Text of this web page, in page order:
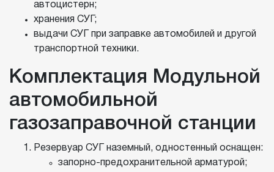
автоцистерн;
хранения СУГ;
выдачи СУГ при заправке автомобилей и другой
транспортной техники.
Комплектация Модульной
автомобильной
газозаправочной станции
Резервуар СУГ наземный, одностенный оснащен:
запорно-предохранительной арматурой;